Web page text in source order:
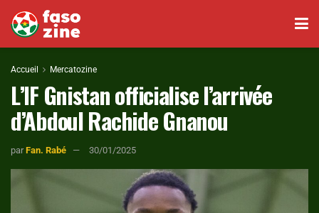
Accueil Mercatozine
L’IF Gnistan officialise l’arrivée
d’Abdoul Rachide Gnanou
par Fan. Rabé 30/01/2025